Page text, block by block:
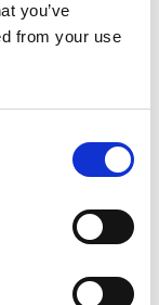
you’ve
from your use